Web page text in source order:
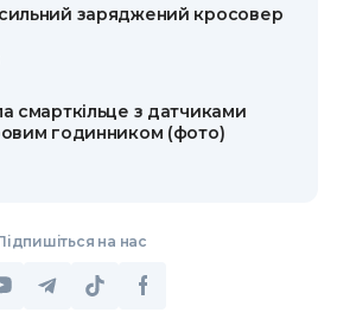
заряджений кросовер
смарткільце з датчиками
годинником (фото)
на нас